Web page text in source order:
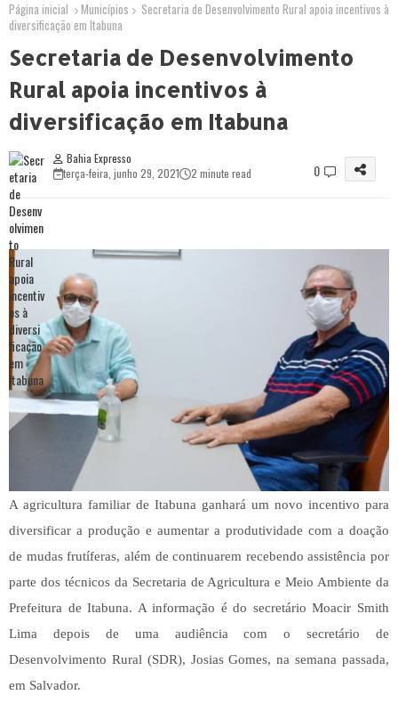
Página inicial Municípios
Secretaria de Desenvolvimento Rural apoia incentivos à
diversificação em Itabuna
Secretaria de Desenvolvimento
Rural apoia incentivos à
diversificação em Itabuna
Bahia Expresso
terça-feira, junho 29, 2021
2 minute read 0
A agricultura familiar de Itabuna ganhará um novo incentivo para
diversificar a produção e aumentar a produtividade com a doação
de mudas frutíferas, além de continuarem recebendo assistência por
parte dos técnicos da Secretaria de Agricultura e Meio Ambiente da
Prefeitura de Itabuna. A informação é do secretário Moacir Smith
Lima depois de uma audiência com o secretário de
Desenvolvimento Rural (SDR), Josias Gomes, na semana passada,
em Salvador.